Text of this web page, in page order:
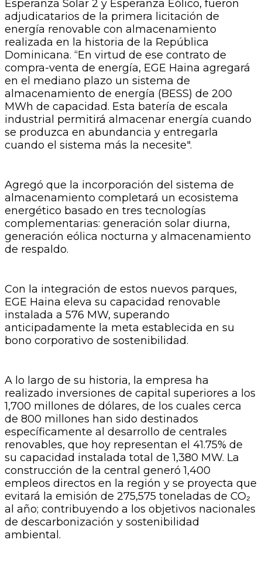
Esperanza Solar 2 y Esperanza Eólico, fueron
adjudicatarios de la primera licitación de
energía renovable con almacenamiento
realizada en la historia de la República
Dominicana. “En virtud de ese contrato de
compra-venta de energía, EGE Haina agregará
en el mediano plazo un sistema de
almacenamiento de energía (BESS) de 200
MWh de capacidad. Esta batería de escala
industrial permitirá almacenar energía cuando
se produzca en abundancia y entregarla
cuando el sistema más la necesite".
Agregó que la incorporación del sistema de
almacenamiento completará un ecosistema
energético basado en tres tecnologías
complementarias: generación solar diurna,
generación eólica nocturna y almacenamiento
de respaldo.
Con la integración de estos nuevos parques,
EGE Haina eleva su capacidad renovable
instalada a 576 MW, superando
anticipadamente la meta establecida en su
bono corporativo de sostenibilidad.
A lo largo de su historia, la empresa ha
realizado inversiones de capital superiores a los
1,700 millones de dólares, de los cuales cerca
de 800 millones han sido destinados
específicamente al desarrollo de centrales
renovables, que hoy representan el 41.75% de
su capacidad instalada total de 1,380 MW. La
construcción de la central generó 1,400
empleos directos en la región y se proyecta que
evitará la emisión de 275,575 toneladas de CO₂
al año; contribuyendo a los objetivos nacionales
de descarbonización y sostenibilidad
ambiental.